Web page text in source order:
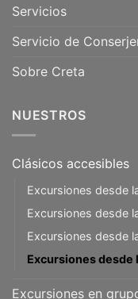
Servicios
Servicio de
Sobre Creta
NUESTROS
Clásicos accesibles
Excursiones desde
Excursiones desde
Excursiones desde
Excursiones desde
Excursiones en